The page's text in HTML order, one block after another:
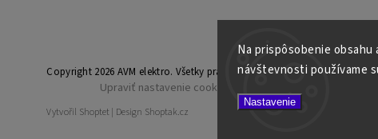
Na prispôsobenie
návštevnosti používame
Nastavenie
Copyright 2026 AVM elektro. Všetky práva vyhradené.
Upraviť nastavenie cookies
Vytvořil Shoptet | Design Shoptak.cz